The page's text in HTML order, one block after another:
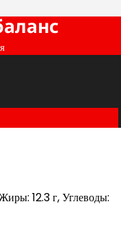
12.3 г, Углеводы: